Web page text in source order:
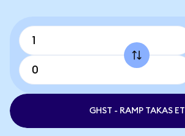
GHST - RAMP TAKAS ET